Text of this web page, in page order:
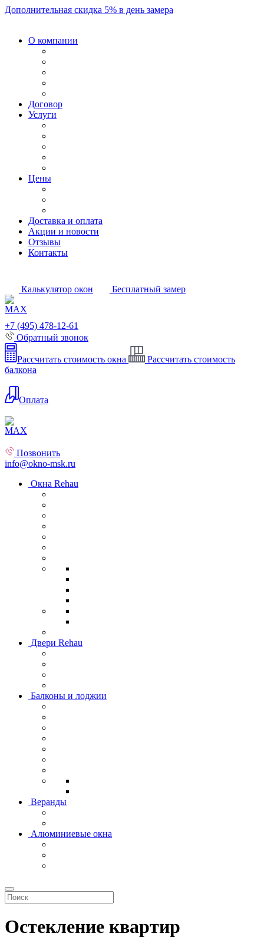
Дополнительная скидка 5% в день замера
О компании
Договор
Услуги
Цены
Доставка и оплата
Акции и новости
Отзывы
Контакты
Калькулятор окон Бесплатный замер
+7 (495) 478-12-61
Обратный звонок
Рассчитать стоимость окна
Рассчитать стоимость
балкона
Оплата
Позвонить
info@okno-msk.ru
Окна Rehau
Двери Rehau
Балконы и лоджии
Веранды
Алюминиевые окна
Остекление квартир